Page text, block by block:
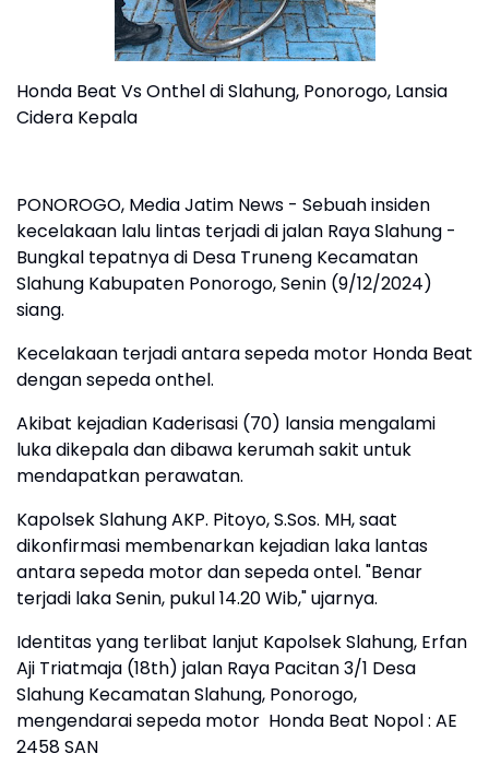
Honda Beat Vs Onthel di Slahung, Ponorogo, Lansia
Cidera Kepala
PONOROGO, Media Jatim News - Sebuah insiden
kecelakaan lalu lintas terjadi di jalan Raya Slahung -
Bungkal tepatnya di Desa Truneng Kecamatan
Slahung Kabupaten Ponorogo, Senin (9/12/2024)
siang.
Kecelakaan terjadi antara sepeda motor Honda Beat
dengan sepeda onthel.
Akibat kejadian Kaderisasi (70) lansia mengalami
luka dikepala dan dibawa kerumah sakit untuk
mendapatkan perawatan.
Kapolsek Slahung AKP. Pitoyo, S.Sos. MH, saat
dikonfirmasi membenarkan kejadian laka lantas
antara sepeda motor dan sepeda ontel. "Benar
terjadi laka Senin, pukul 14.20 Wib," ujarnya.
Identitas yang terlibat lanjut Kapolsek Slahung, Erfan
Aji Triatmaja (18th) jalan Raya Pacitan 3/1 Desa
Slahung Kecamatan Slahung, Ponorogo,
mengendarai sepeda motor Honda Beat Nopol : AE
2458 SAN